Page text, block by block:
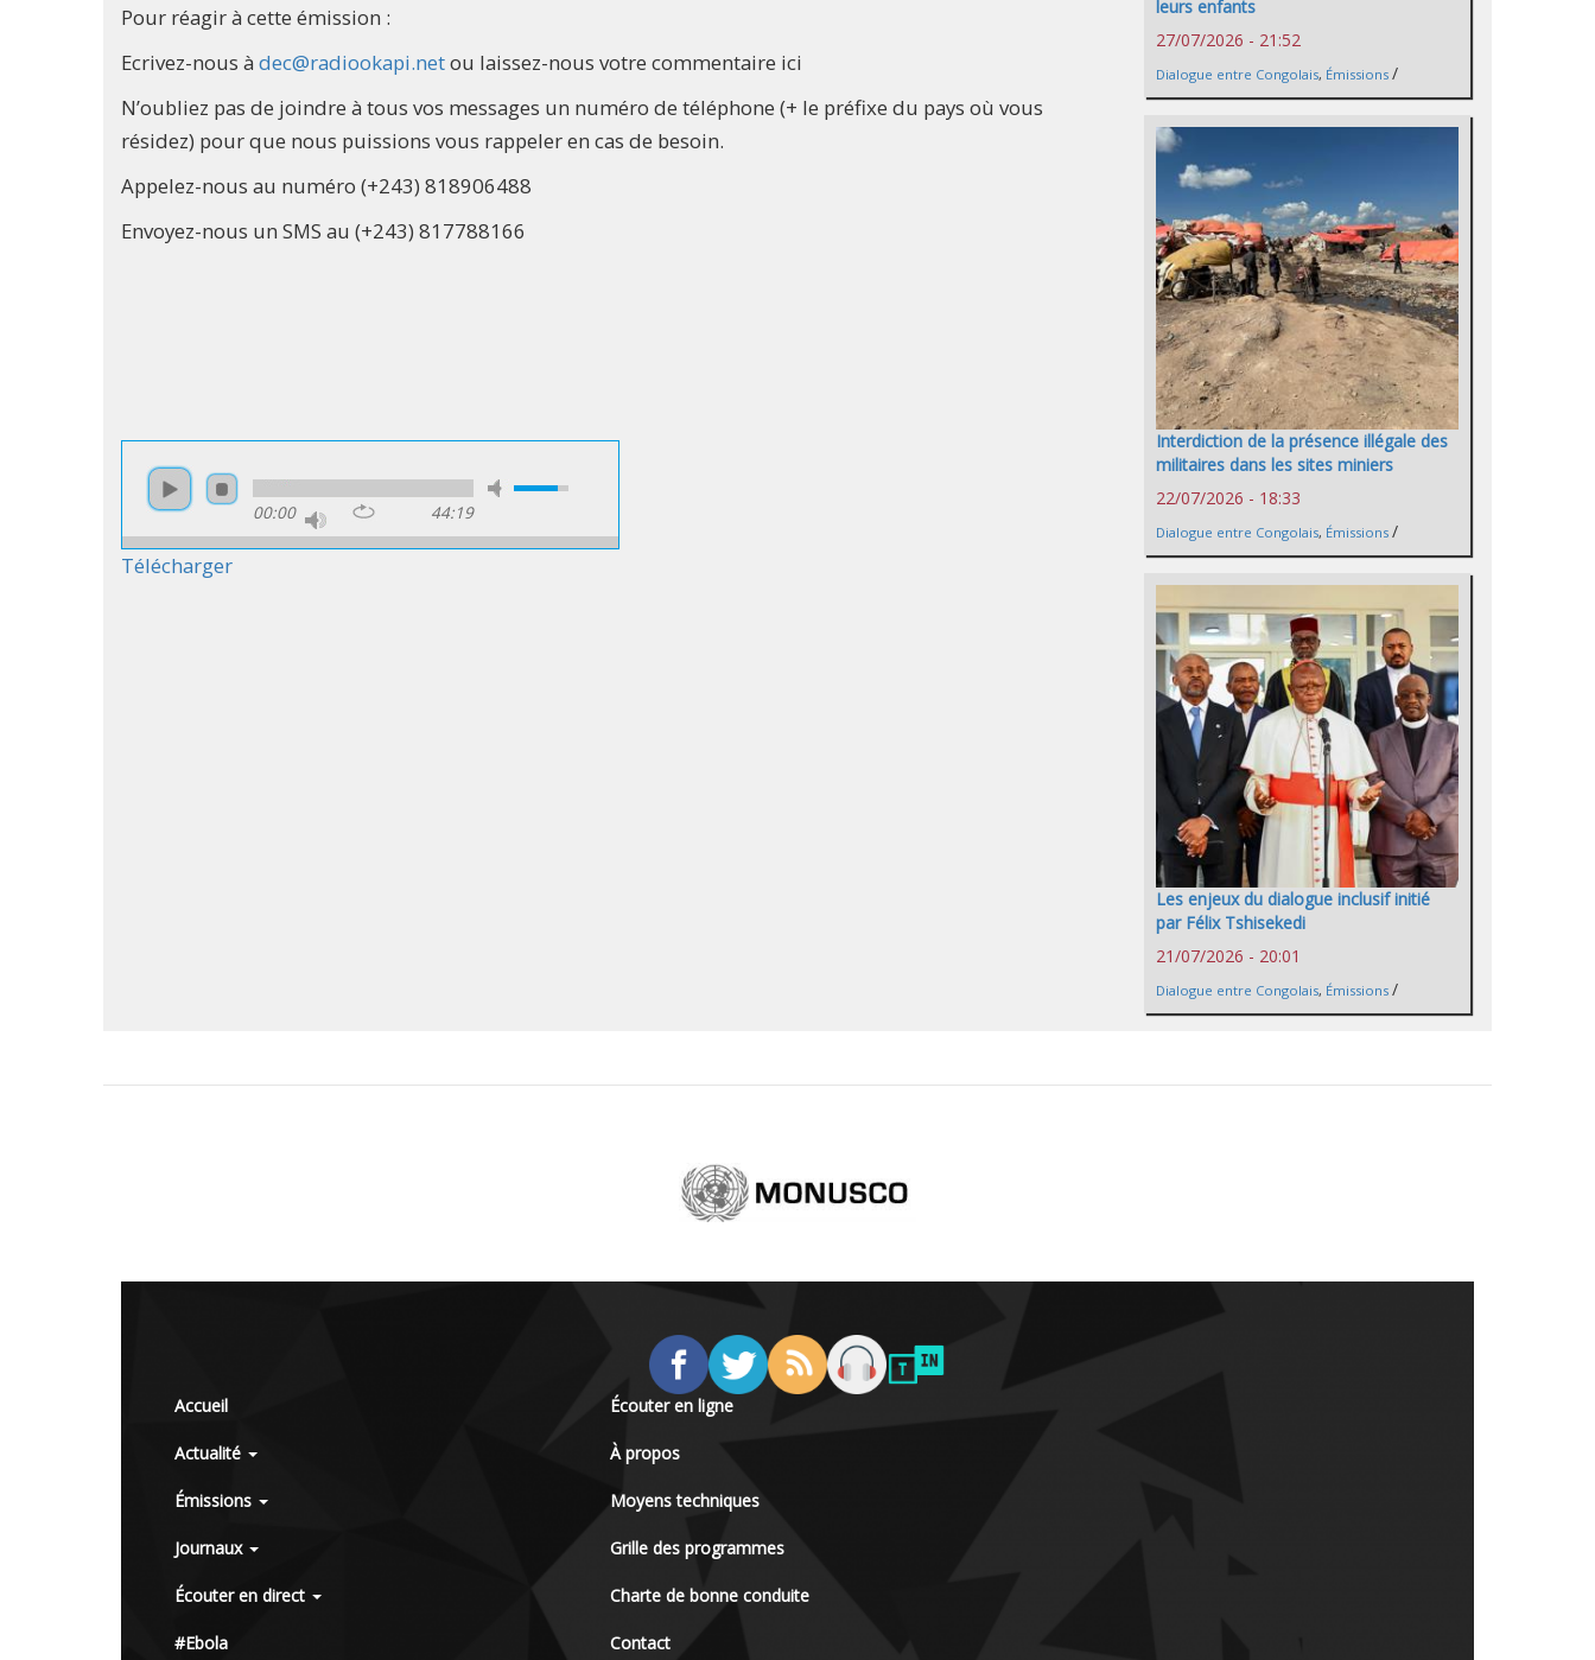
Pour réagir à cette émission :
Ecrivez-nous à dec@radiookapi.netou laissez-nous votre commentaire ici
N’oubliez pas de joindre à tous vos messages un numéro de téléphone (+ le préfixe du pays où vous
résidez) pour que nous puissions vous rappeler en cas de besoin.
Appelez-nous au numéro (+243) 818906488
Envoyez-nous un SMS au (+243) 817788166
00:00 44:19
Télécharger
leurs enfants
27/07/2026 - 21:52
Dialogue entre Congolais, Émissions /
Interdiction de la présence illégale des
militaires dans les sites miniers
22/07/2026 - 18:33
Dialogue entre Congolais, Émissions /
Les enjeux du dialogue inclusif initié
par Félix Tshisekedi
21/07/2026 - 20:01
Dialogue entre Congolais, Émissions /
Accueil
Actualité
Émissions
Journaux
Écouter en direct
#Ebola
Écouter en ligne
À propos
Moyens techniques
Grille des programmes
Charte de bonne conduite
Contact